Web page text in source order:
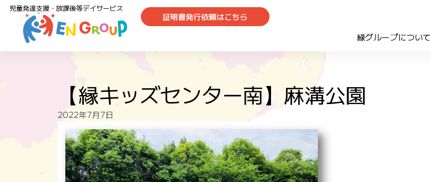
児童発達支援・放課後等デイサービス
証明書発行依頼はこちら
緑グループについて
【縁キッズセンター南】麻溝公園
2022年7月7日